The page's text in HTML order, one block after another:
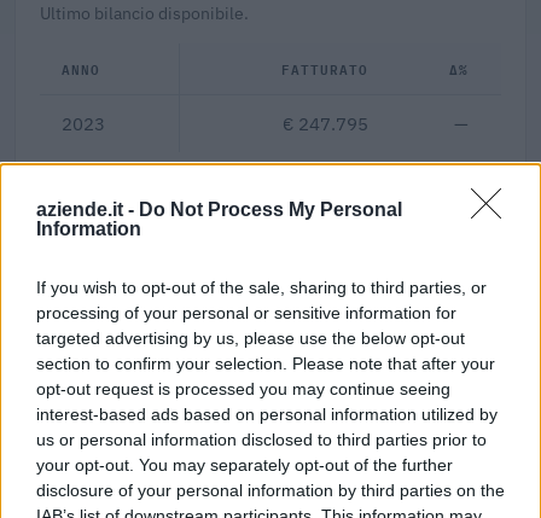
aziende.it - Do Not Process My Personal
Information
If you wish to opt-out of the sale, sharing to third parties, or
processing of your personal or sensitive information for
targeted advertising by us, please use the below opt-out
section to confirm your selection. Please note that after your
opt-out request is processed you may continue seeing
interest-based ads based on personal information utilized by
us or personal information disclosed to third parties prior to
your opt-out. You may separately opt-out of the further
disclosure of your personal information by third parties on the
Ultimo bilancio disponibile.
ANNO FATTURATO Δ%
2023 € 247.795 —
0,2%
Indicatori calcolati dai dati dell'ultimo bilancio disponibile.
Confronto di settore
Il fatturato di Coop.monviso Societa' Cooperativa Sociale
(247.795 euro) èinferiore allamediana delle aziende
dello stesso settore in provincia di CN ( 862.704 euro),